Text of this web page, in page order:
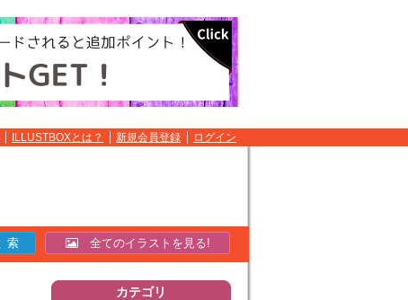
ILLUSTBOXとは？ 新規会員登録 ログイン
全てのイラストを見る!
カテゴリ